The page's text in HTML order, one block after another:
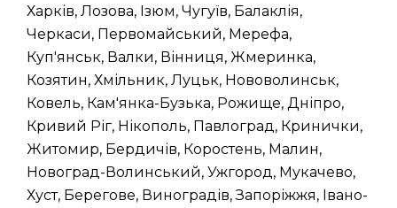
Харків, Лозова, Ізюм, Чугуїв, Балаклія,
Черкаси, Первомайський, Мерефа,
Куп'янськ, Валки, Вінниця, Жмеринка,
Козятин, Хмільник, Луцьк, Нововолинськ,
Ковель, Кам'янка-Бузька, Рожище, Дніпро,
Кривий Ріг, Нікополь, Павлоград, Кринички,
Житомир, Бердичів, Коростень, Малин,
Новоград-Волинський, Ужгород, Мукачево,
Хуст, Берегове, Виноградів, Запоріжжя, Івано-